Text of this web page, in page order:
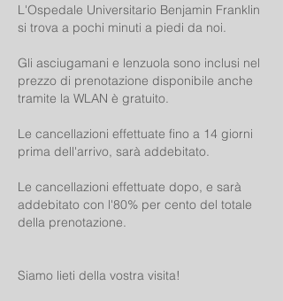
L'Ospedale Universitario Benjamin Franklin
si trova a pochi minuti a piedi da noi.
Gli asciugamani e lenzuola sono inclusi nel
prezzo di prenotazione disponibile anche
tramite la WLAN è gratuito.
Le cancellazioni effettuate fino a 14 giorni
prima dell'arrivo, sarà addebitato.
Le cancellazioni effettuate dopo, e sarà
addebitato con l'80% per cento del totale
della prenotazione.
Siamo lieti della vostra visita!